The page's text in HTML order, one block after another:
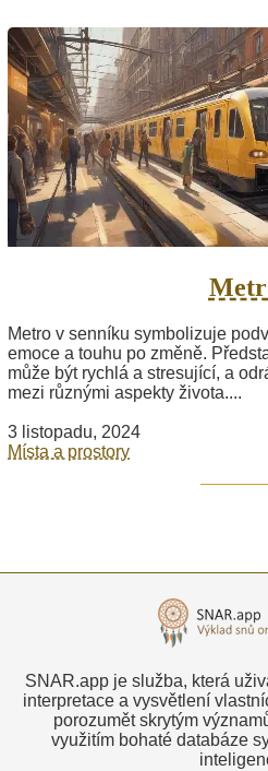
Metro v senníku symbolizuje
emoce a touhu po změně.
může být rychlá a stresující, a
mezi různými aspekty života....
3 listopadu, 2024
Místa a prostory
SNAR.app je služba, která
interpretace a vysvětlení
porozumět skrytým
využitím bohaté databáze